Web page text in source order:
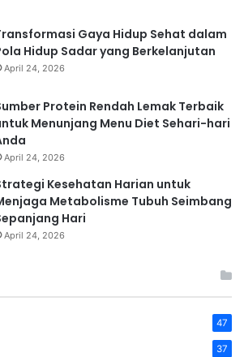
Gaya Hidup Sehat dalam
Hidup Sadar yang Berkelanjutan
April 24, 2026
Protein Rendah Lemak Terbaik
Menunjang Menu Diet Sehari-hari
April 24, 2026
Kesehatan Harian untuk
Metabolisme Tubuh Seimbang
Hari
April 24, 2026
47
37